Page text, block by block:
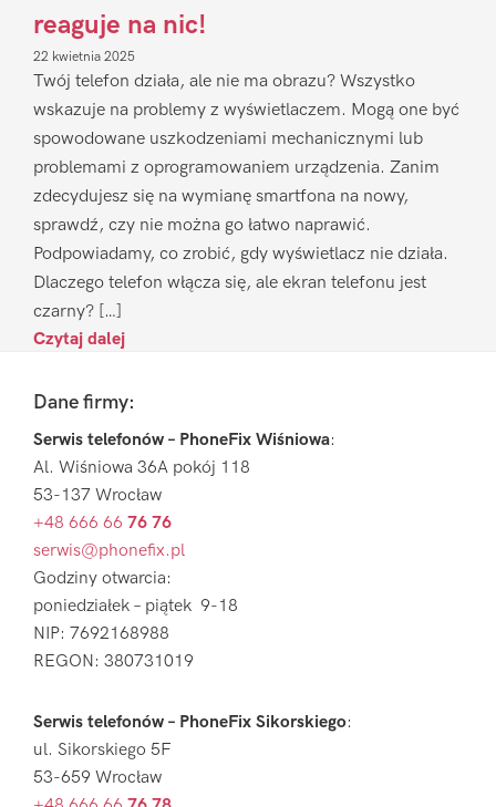
reaguje na nic!
22 kwietnia 2025
Twój telefon działa, ale nie ma obrazu? Wszystko
wskazuje na problemy z wyświetlaczem. Mogą one być
spowodowane uszkodzeniami mechanicznymi lub
problemami z oprogramowaniem urządzenia. Zanim
zdecydujesz się na wymianę smartfona na nowy,
sprawdź, czy nie można go łatwo naprawić.
Podpowiadamy, co zrobić, gdy wyświetlacz nie działa.
Dlaczego telefon włącza się, ale ekran telefonu jest
czarny? […]
Czytaj dalej
FooterDane firmy:
Serwis telefonów – PhoneFix Wiśniowa:
Al. Wiśniowa 36A pokój 118
53-137 Wrocław
+48 666 66 76 76
serwis@phonefix.pl
Godziny otwarcia:
poniedziałek – piątek 9-18
NIP: 7692168988
REGON: 380731019
Serwis telefonów – PhoneFix Sikorskiego:
ul. Sikorskiego 5F
53-659 Wrocław